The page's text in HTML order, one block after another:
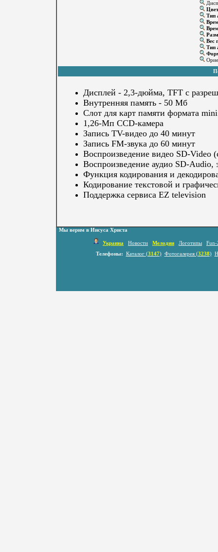
Тип
Вес
Тип
Дисплей - 2,3-дюймa, TFT с
Внутренняя память - 50 Мб
Слот для карт памяти формата
1,26-Мп CCD-камерa
Запись TV-видео до 40 минут
Запись FM-звука до 60 минут
Воспроизведение видео SD-Video
Воспроизведение аудио SD-
Функция кодирования и
Кодирование текстовой и
Поддержка сервиса EZ television
Мы верим в Иисуса Христа
Украина Новости Мелодии Логотипы
Fun-
Телефоны:
Каталог (3147) Фотогалерея (3238)